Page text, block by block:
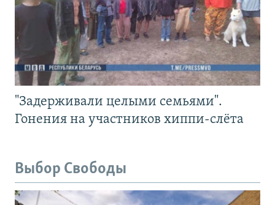
"Задерживали целыми семьями".
Гонения на участников хиппи-слёта
Выбор Свободы